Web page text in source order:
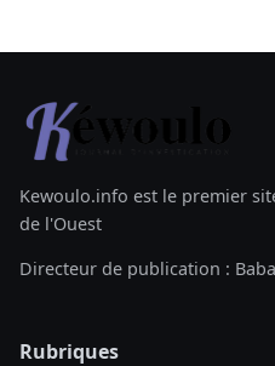
Kewoulo.info est le premier
de l'Ouest
Directeur de publication :
Rubriques